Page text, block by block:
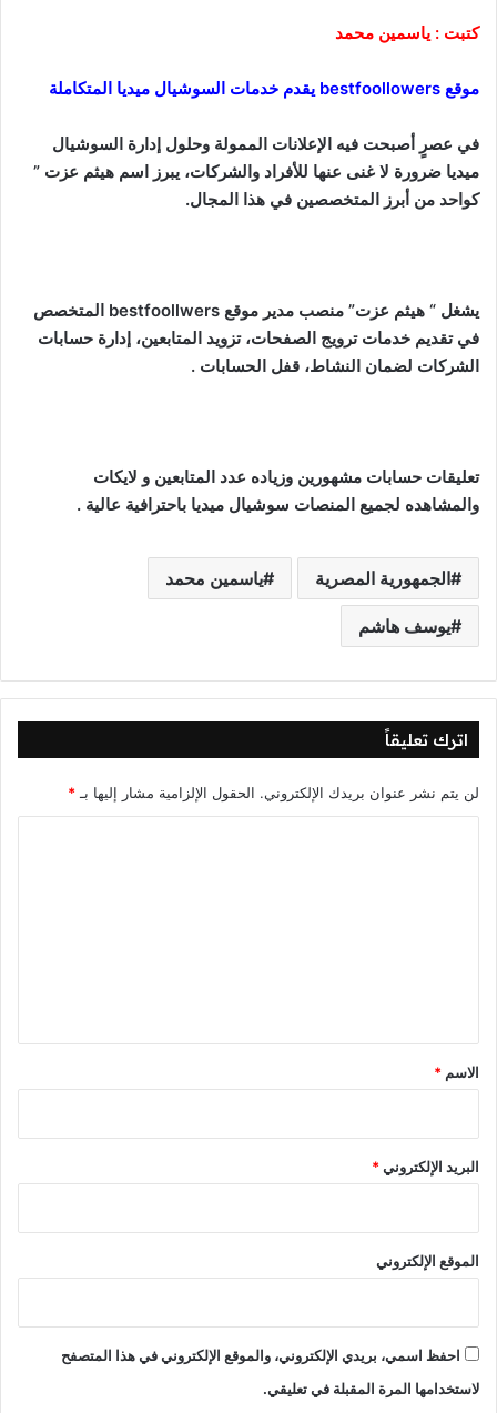
كتبت : ياسمين محمد
موقع bestfoollowers يقدم خدمات السوشيال ميديا المتكاملة
في عصرٍ أصبحت فيه الإعلانات الممولة وحلول إدارة السوشيال
ميديا ضرورة لا غنى عنها للأفراد والشركات، يبرز اسم هيثم عزت ”
كواحد من أبرز المتخصصين في هذا المجال.
يشغل “ هيثم عزت” منصب مدير موقع bestfoollwers المتخصص
في تقديم خدمات ترويج الصفحات، تزويد المتابعين، إدارة حسابات
الشركات لضمان النشاط، قفل الحسابات .
تعليقات حسابات مشهورين وزياده عدد المتابعين و لايكات
والمشاهده لجميع المنصات سوشيال ميديا باحترافية عالية .
الجمهورية المصرية ياسمين محمد
يوسف هاشم
اترك تعليقاً
لن يتم نشر عنوان بريدك الإلكتروني. الحقول الإلزامية مشار إليها بـ *
*
الاسم *
البريد الإلكتروني*
الموقع الإلكتروني
احفظ اسمي، بريدي الإلكتروني، والموقع الإلكتروني في هذا المتصفح
لاستخدامها المرة المقبلة في تعليقي.